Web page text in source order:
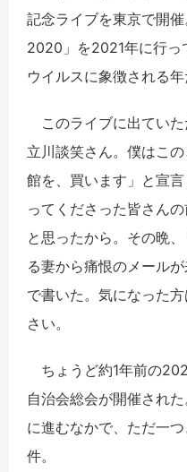
記念ライブを東京で開
2020」を2021年に行っ
ウイルスに象徴される年
このライブに出てい
立川談笑さん。僕はこ
館を、買います」と宣
ってくださった皆さん
と思ったから。その晩
る妻から痛恨のメールが
で書いた。気になった
さい。
ちょうど約1年前の
自治会総会が開催され
に進むなかで、ただ一
件。